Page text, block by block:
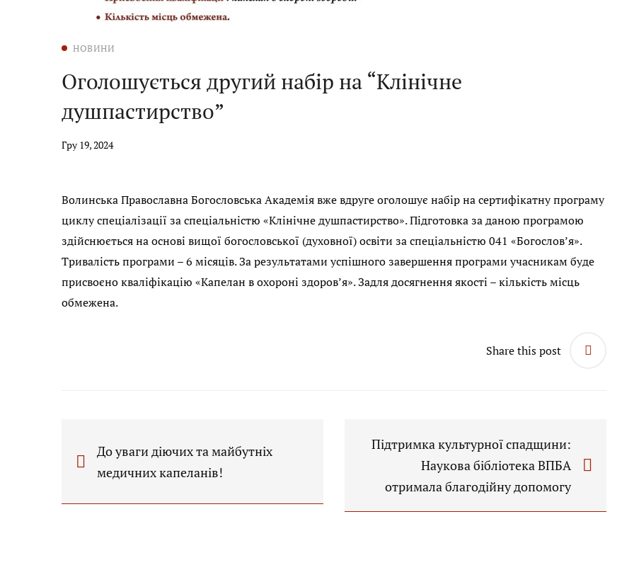
НОВИНИ
Оголошується другий набір на “Клінічне
душпастирство”
Гру 19, 2024
Волинська Православна Богословська Академія вже вдруге оголошує набір на сертифікатну програму
циклу спеціалізації за спеціальністю «Клінічне душпастирство». Підготовка за даною програмою
здійснюється на основі вищої богословської (духовної) освіти за спеціальністю 041 «Богослов’я».
Тривалість програми – 6 місяців. За результатами успішного завершення програми учасникам буде
присвоєно кваліфікацію «Капелан в охороні здоров’я». Задля досягнення якості – кількість місць
обмежена.
Share this post
До уваги діючих та майбутніх
медичних капеланів!
Підтримка культурної спадщини:
Наукова бібліотека ВПБА
отримала благодійну допомогу